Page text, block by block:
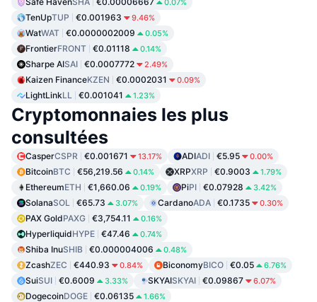
TenUpTUP €0.001963 9.46%
WatWAT €0.0000002009 0.05%
FrontierFRONT €0.01118 0.14%
Sharpe AISAI €0.0007772 2.49%
Kaizen FinanceKZEN €0.0002031 0.09%
LightLinkLL €0.001041 1.23%
Cryptomonnaies les plus
consultées
CasperCSPR €0.001671 13.17% ADIADI €5.95 0.00%
BitcoinBTC €56,219.56 0.14% XRPXRP €0.9003 1.79%
EthereumETH €1,660.06 0.19% PiPI €0.07928 3.42%
SolanaSOL €65.73 3.07% CardanoADA €0.1735 0.30%
PAX GoldPAXG €3,754.11 0.16%
HyperliquidHYPE €47.46 0.74%
Shiba InuSHIB €0.000004006 0.48%
ZcashZEC €440.93 0.84% BiconomyBICO €0.05 6.76%
SuiSUI €0.6009 3.33% SKYAISKYAI €0.09867 6.07%
DogecoinDOGE €0.06135 1.66%